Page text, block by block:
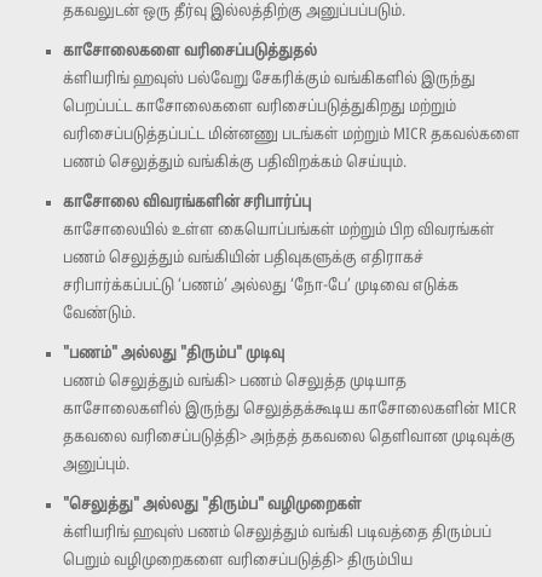
தகவலுடன் ஒரு தீர்வு இல்லத்திற்கு அனுப்பப்படும்.
காசோலைகளை வரிசைப்படுத்துதல்
க்ளியரிங் ஹவுஸ் பல்வேறு சேகரிக்கும் வங்கிகளில் இருந்து
பெறப்பட்ட காசோலைகளை வரிசைப்படுத்துகிறது மற்றும்
வரிசைப்படுத்தப்பட்ட மின்னணு படங்கள் மற்றும் MICR தகவல்களை
பணம் செலுத்தும் வங்கிக்கு பதிவிறக்கம் செய்யும்.
காசோலை விவரங்களின் சரிபார்ப்பு
காசோலையில் உள்ள கையொப்பங்கள் மற்றும் பிற விவரங்கள்
பணம் செலுத்தும் வங்கியின் பதிவுகளுக்கு எதிராகச்
சரிபார்க்கப்பட்டு ‘பணம்’ அல்லது ‘நோ-பே’ முடிவை எடுக்க
வேண்டும்.
"பணம்" அல்லது "திரும்ப" முடிவு
பணம் செலுத்தும் வங்கி> பணம் செலுத்த முடியாத
காசோலைகளில் இருந்து செலுத்தக்கூடிய காசோலைகளின் MICR
தகவலை வரிசைப்படுத்தி> அந்தத் தகவலை தெளிவான முடிவுக்கு
அனுப்பும்.
"செலுத்து" அல்லது "திரும்ப" வழிமுறைகள்
க்ளியரிங் ஹவுஸ் பணம் செலுத்தும் வங்கி படிவத்தை திரும்பப்
பெறும் வழிமுறைகளை வரிசைப்படுத்தி> திரும்பிய